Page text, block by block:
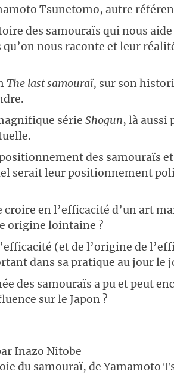
Tsunetomo, autre
des samouraïs qui nous
nous raconte et leur
The last samouraï, sur son
série Shogun, là aussi
des samouraïs
serait leur positionnement
en l’efficacité d’un art
origine lointaine ?
(et de l’origine de
dans sa pratique au jour le
des samouraïs a pu et peut
sur le Japon ?
Inazo Nitobe
du samouraï, de Yamamoto